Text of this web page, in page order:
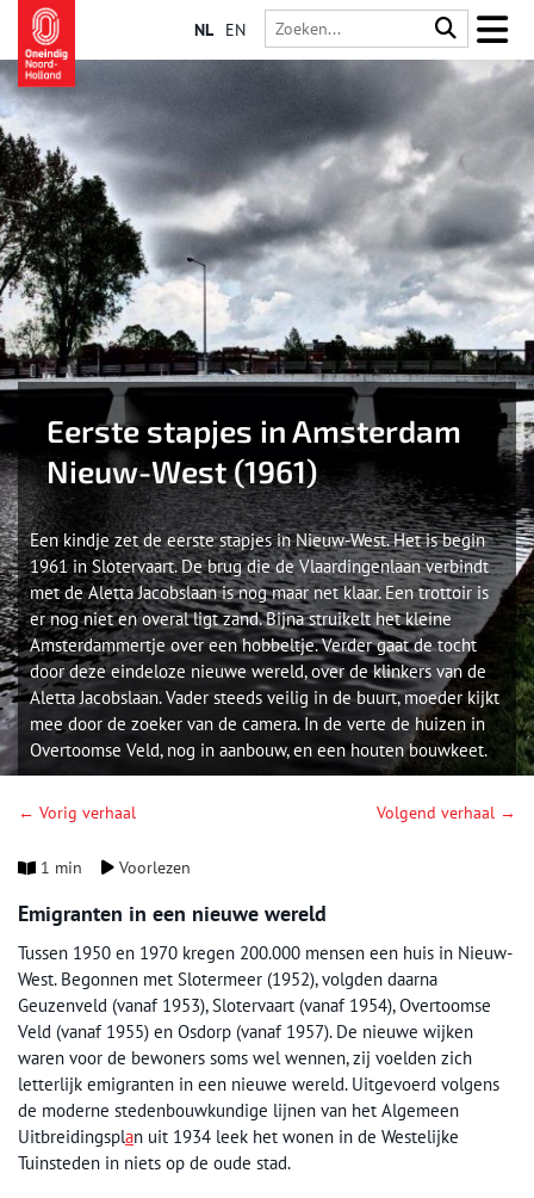
NL EN
Eerste stapjes in Amsterdam
Nieuw-West (1961)
Een kindje zet de eerste stapjes in Nieuw-West. Het is begin
1961 in Slotervaart. De brug die de Vlaardingenlaan verbindt
met de Aletta Jacobslaan is nog maar net klaar. Een trottoir is
er nog niet en overal ligt zand. Bijna struikelt het kleine
Amsterdammertje over een hobbeltje. Verder gaat de tocht
door deze eindeloze nieuwe wereld, over de klinkers van de
Aletta Jacobslaan. Vader steeds veilig in de buurt, moeder kijkt
mee door de zoeker van de camera. In de verte de huizen in
Overtoomse Veld, nog in aanbouw, en een houten bouwkeet.
← Vorig verhaal Volgend verhaal →
1 min Voorlezen
Emigranten in een nieuwe wereld
Tussen 1950 en 1970 kregen 200.000 mensen een huis in Nieuw-
West. Begonnen met Slotermeer (1952), volgden daarna
Geuzenveld (vanaf 1953), Slotervaart (vanaf 1954), Overtoomse
Veld (vanaf 1955) en Osdorp (vanaf 1957). De nieuwe wijken
waren voor de bewoners soms wel wennen, zij voelden zich
letterlijk emigranten in een nieuwe wereld. Uitgevoerd volgens
de moderne stedenbouwkundige lijnen van het Algemeen
Uitbreidingsplan uit 1934 leek het wonen in de Westelijke
Tuinsteden in niets op de oude stad.